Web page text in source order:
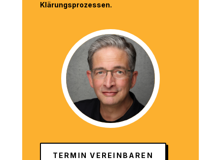
Klärungsprozessen.
TERMIN VEREINBAREN